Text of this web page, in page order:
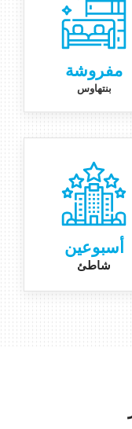
مفروشة
بنتهاوس
أسبوعين
شاطئ